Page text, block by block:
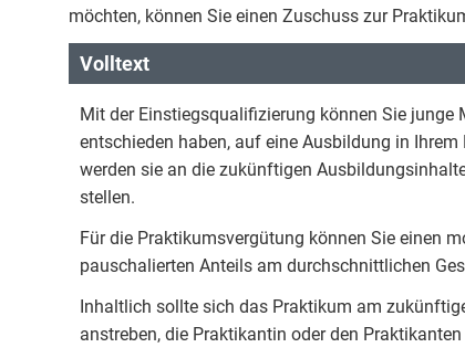
möchten, können Sie einen Zuschuss zur
Volltext
Mit der Einstiegsqualifizierung können Sie junge
entschieden haben, auf eine Ausbildung in
werden sie an die zukünftigen
stellen.
Für die Praktikumsvergütung können Sie einen
pauschalierten Anteils am durchschnittlichen
Inhaltlich sollte sich das Praktikum am
anstreben, die Praktikantin oder den